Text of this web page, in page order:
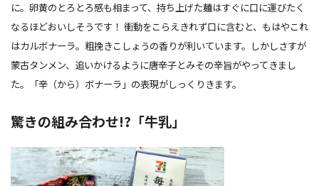
に。卵黄のとろとろ感も相まって、持ち上げた麺はすぐに口に運びたく
なるほどおいしそうです！ 衝動をこらえきれず口に含むと、もはやこれ
はカルボナーラ。粗挽きこしょうの香りが利いています。しかしさすが
蒙古タンメン、追いかけるように唐辛子とみその辛旨がやってきまし
た。「辛（から）ボナーラ」の表現がしっくりきます。
驚きの組み合わせ!?「牛乳」